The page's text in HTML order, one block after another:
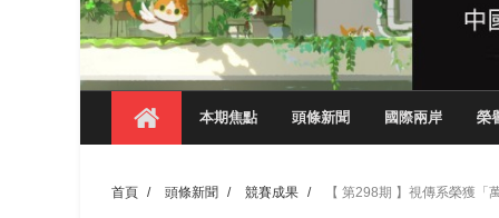
【 第404期 】你抓得到我嗎？數媒系VR新
【 第404期 】數媒系《光影潛歷史》榮獲
【 第404期 】探索空間設計解方 室設系學
【 第404期 】從創意到實踐 數媒系學生於
【 第404期 】此夏，向未來！ 中國科大新
本期焦點 頭條新聞 國際兩岸 榮
首頁 / 頭條新聞 / 競賽成果 / 【 第298期 】視傳系榮獲